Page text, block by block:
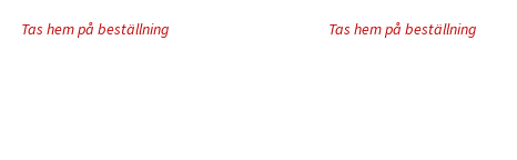
Tas hem på beställning Tas hem på beställning